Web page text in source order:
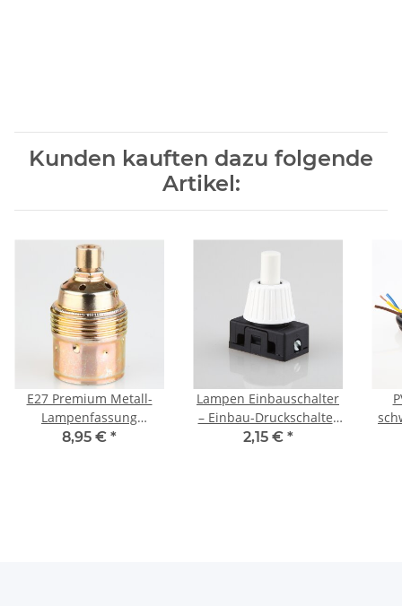
Kunden kauften dazu folgende
Artikel:
E27 Premium Metall-
Lampenfassung
vermessingt ohne
8,95 € *
Lampen Einbauschalter
– Einbau-Druckschalter
weiß, 250V / 2A, 12 mm
2,15 € *